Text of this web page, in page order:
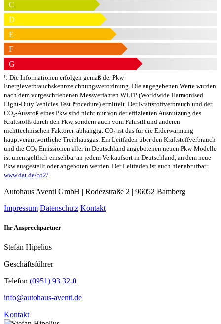
C
D
E
F
G
¹: Die Informationen erfolgen gemäß der Pkw-
Energieverbrauchskennzeichnungsverordnung. Die angegebenen Werte wurden
nach dem vorgeschriebenen Messverfahren WLTP (Worldwide Harmonised
Light-Duty Vehicles Test Procedure) ermittelt. Der Kraftstoffverbrauch und der
CO₂-Ausstoß eines Pkw sind nicht nur von der effizienten Ausnutzung des
Kraftstoffs durch den Pkw, sondern auch vom Fahrstil und anderen
nichttechnischen Faktoren abhängig. CO₂ ist das für die Erderwärmung
hauptverantwortliche Treibhausgas. Ein Leitfaden über den Kraftstoffverbrauch
und die CO₂-Emissionen aller in Deutschland angebotenen neuen Pkw-Modelle
ist unentgeltlich einsehbar an jedem Verkaufsort in Deutschland, an dem neue
Pkw ausgestellt oder angeboten werden. Der Leitfaden ist auch hier abrufbar:
www.dat.de/co2/
Autohaus Aventi GmbH | Rodezstraße 2 | 96052 Bamberg
Impressum Datenschutz Kontakt
Ihr Ansprechpartner
Stefan Hipelius
Geschäftsführer
Telefon (0951) 93 32-0
info@autohaus-aventi.de
Kontakt